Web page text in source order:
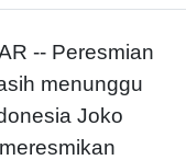
-- Peresmian
menunggu
Joko